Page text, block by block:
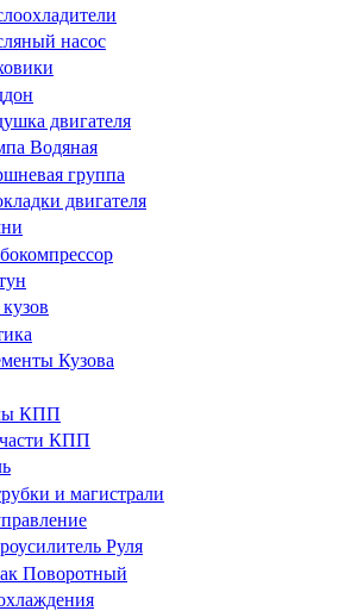
насос
двигателя
Водяная
группа
двигателя
Кузова
КПП
КПП
и магистрали
Руля
Поворотный